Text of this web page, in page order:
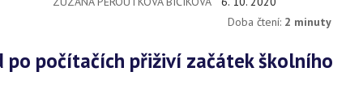
Doba čtení: 2 minuty